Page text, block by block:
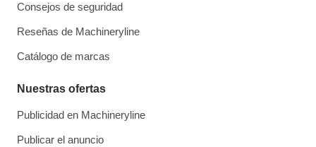
Consejos de seguridad
Reseñas de Machineryline
Catálogo de marcas
Nuestras ofertas
Publicidad en Machineryline
Publicar el anuncio